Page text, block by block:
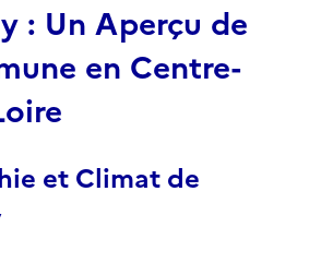
: Un Aperçu de
en Centre-
et Climat de